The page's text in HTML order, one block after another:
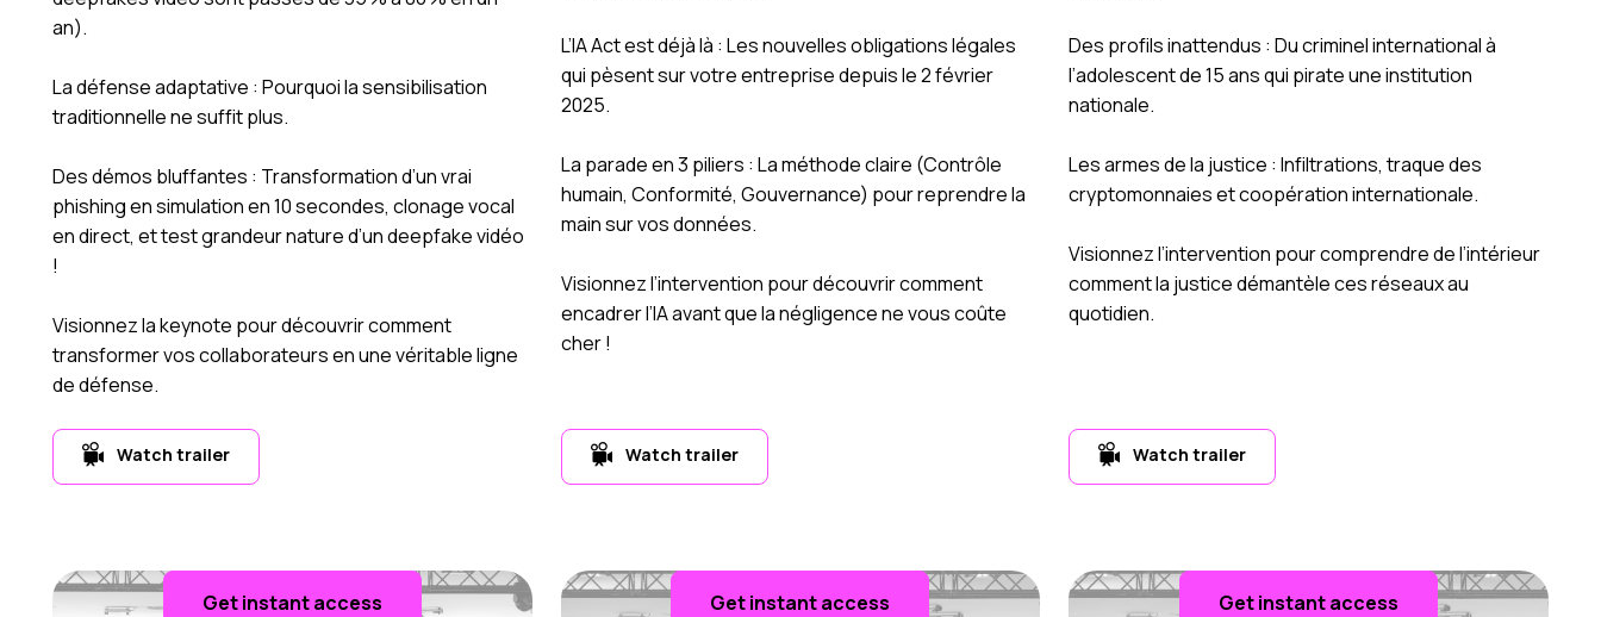
an).
La défense adaptative : Pourquoi la sensibilisation
traditionnelle ne suffit plus.
Des démos bluffantes : Transformation d’un vrai
phishing en simulation en 10 secondes, clonage vocal
en direct, et test grandeur nature d’un deepfake vidéo
!
Visionnez la keynote pour découvrir comment
transformer vos collaborateurs en une véritable ligne
de défense.
Watch trailer
L’IA Act est déjà là : Les nouvelles obligations légales
qui pèsent sur votre entreprise depuis le 2 février
2025.
La parade en 3 piliers : La méthode claire (Contrôle
humain, Conformité, Gouvernance) pour reprendre la
main sur vos données.
Visionnez l’intervention pour découvrir comment
encadrer l’IA avant que la négligence ne vous coûte
cher !
Watch trailer
Des profils inattendus : Du criminel international à
l’adolescent de 15 ans qui pirate une institution
nationale.
Les armes de la justice : Infiltrations, traque des
cryptomonnaies et coopération internationale.
Visionnez l’intervention pour comprendre de l’intérieur
comment la justice démantèle ces réseaux au
quotidien.
Watch trailer
Get instant access Get instant access Get instant access